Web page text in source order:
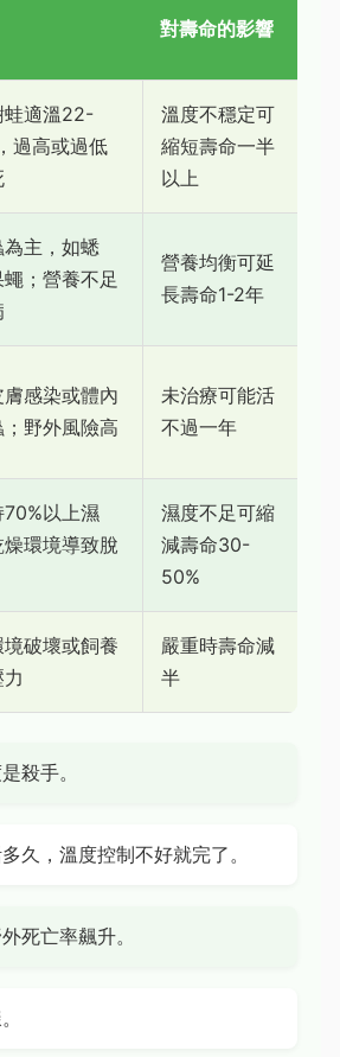
對壽命的影響
蛙適溫22-
過高或過低
溫度不穩定可
縮短壽命一半
以上
為主，如蟋
；營養不足
營養均衡可延
長壽命1-2年
感染或體內
野外風險高
未治療可能活
不過一年
70%以上濕
燥環境導致脫
濕度不足可縮
減壽命30-
50%
境破壞或飼養
嚴重時壽命減
半
殺手。
久，溫度控制不好就完了。
死亡率飆升。